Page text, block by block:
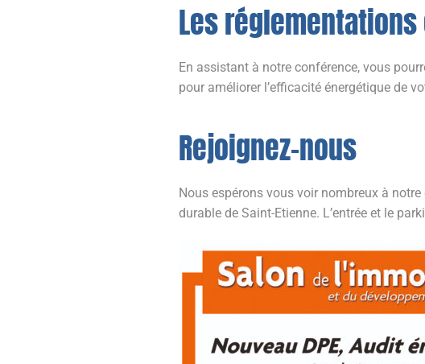
Les
En assistant à notre conférence, vous
pour améliorer l’efficacité énergétique de
Rejoignez-nous
Nous espérons vous voir nombreux à
durable de Saint-Etienne. L’entrée et le